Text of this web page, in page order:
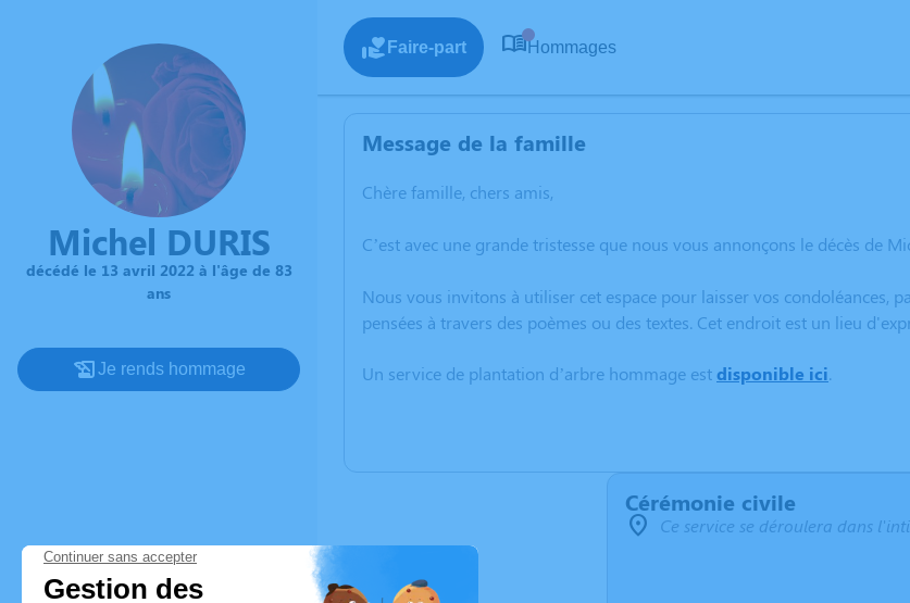
Michel DURIS
décédé le 13 avril 2022 à l'âge de 83
ans
Je rends hommage
Faire-part Hommages
Message de la famille
Chère famille, chers amis,
C’est avec une grande tristesse que nous vous annonçons le décès de
Nous vous invitons à utiliser cet espace pour laisser vos condoléances,
pensées à travers des poèmes ou des textes. Cet endroit est un lieu
Un service de plantation d’arbre hommage estdisponible ici.
Cérémonie civile
Ce service se déroulera dans